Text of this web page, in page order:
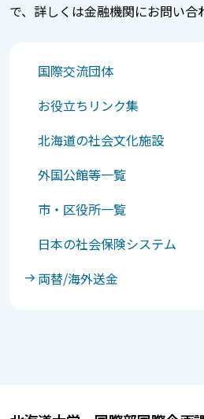
で、詳しくは金融機関にお問い合
国際交流団体
お役立ちリンク集
北海道の社会文化施設
外国公館等一覧
市・区役所一覧
日本の社会保険システム
両替/海外送金